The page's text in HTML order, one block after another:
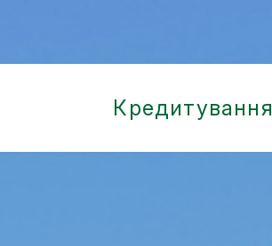
Кредитування